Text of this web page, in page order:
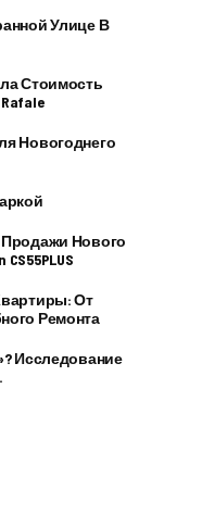
Улице В
Стоимость
Новогоднего
Нового
От
Ремонта
Исследование